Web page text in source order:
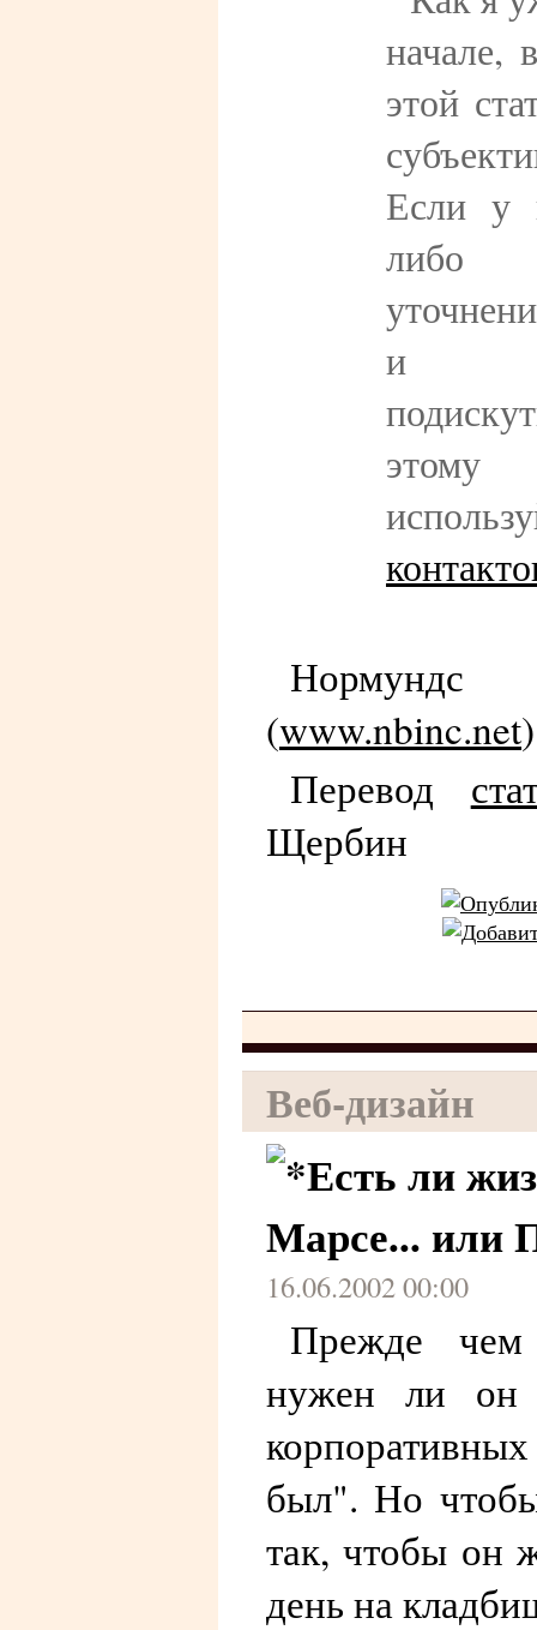
начале,
этой
Если у
либо
и
(www.nbinc.net)
Перевод
Щербин
Веб-дизайн
Есть ли
Марсе... или
16.06.2002 00:00
Прежде чем
нужен ли он
был". Но
так, чтобы он
день на